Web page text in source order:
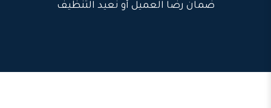
ضمان رضا العميل أو نعيد التنظيف